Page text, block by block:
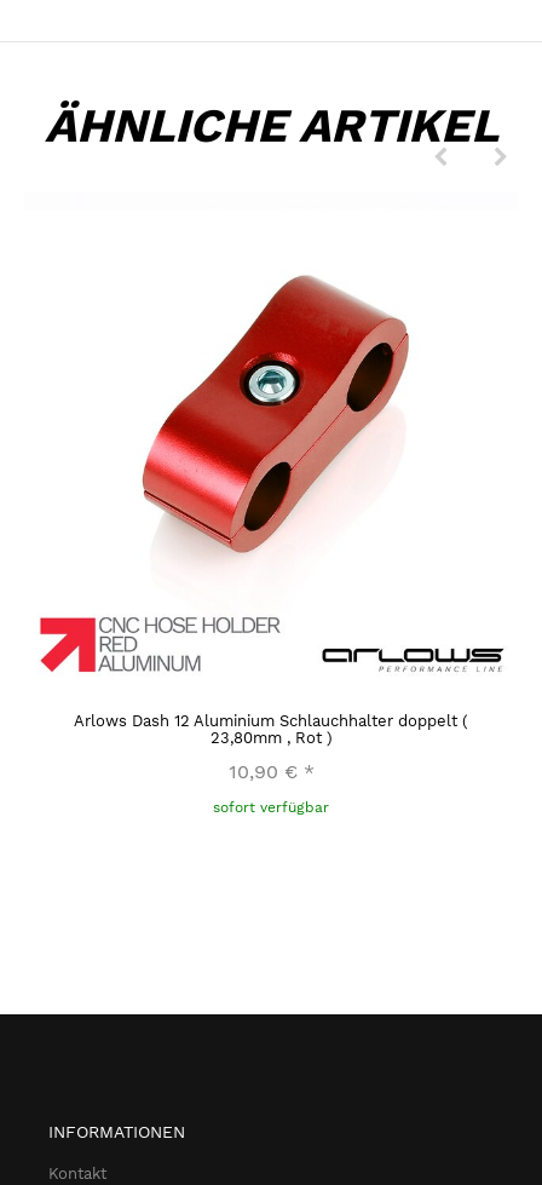
ÄHNLICHE ARTIKEL
Arlows Dash 12 Aluminium Schlauchhalter doppelt (
23,80mm , Rot )
10,90 € *
sofort verfügbar
INFORMATIONEN
Kontakt